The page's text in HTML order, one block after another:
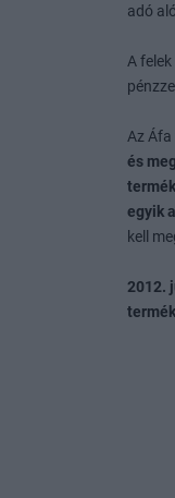
adó
A
Az Áfa
és
egyik
kell
2012.